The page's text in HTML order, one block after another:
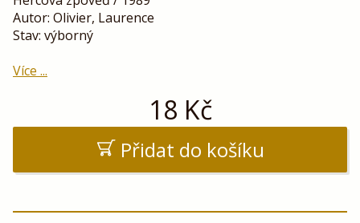
Autor: Olivier, Laurence
Stav: výborný
Více ...
18 Kč
Přidat do košíku